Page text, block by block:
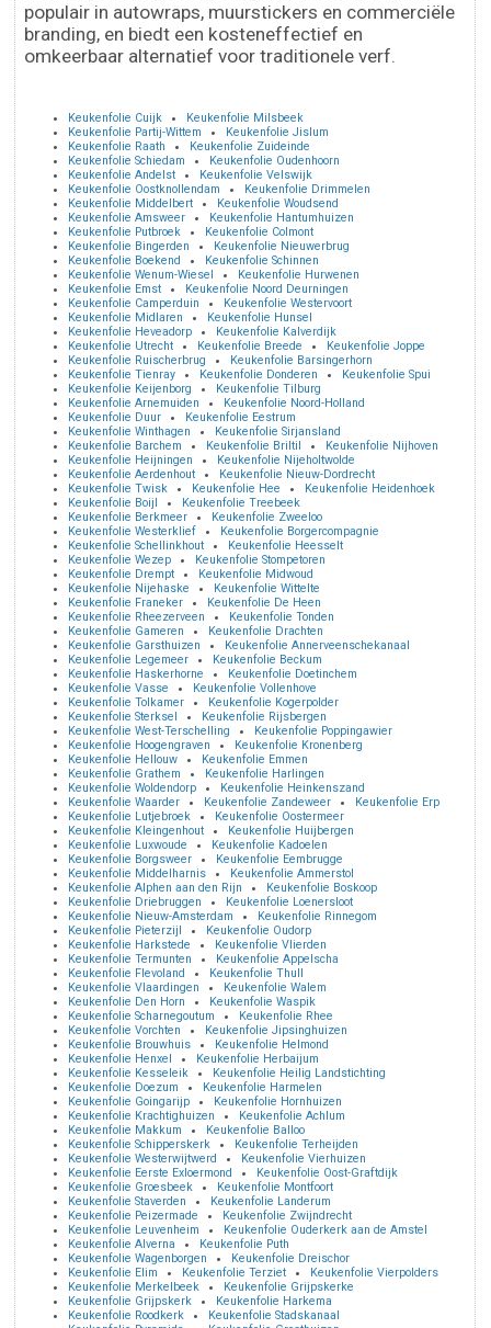
populair in autowraps, muurstickers en commerciële
branding, en biedt een kosteneffectief en
omkeerbaar alternatief voor traditionele verf.
Keukenfolie Cuijk
Keukenfolie Milsbeek
Keukenfolie Partij-Wittem
Keukenfolie Jislum
Keukenfolie Raath
Keukenfolie Zuideinde
Keukenfolie Schiedam
Keukenfolie Oudenhoorn
Keukenfolie Andelst
Keukenfolie Velswijk
Keukenfolie Oostknollendam
Keukenfolie Drimmelen
Keukenfolie Middelbert
Keukenfolie Woudsend
Keukenfolie Amsweer
Keukenfolie Hantumhuizen
Keukenfolie Putbroek
Keukenfolie Colmont
Keukenfolie Bingerden
Keukenfolie Nieuwerbrug
Keukenfolie Boekend
Keukenfolie Schinnen
Keukenfolie Wenum-Wiesel
Keukenfolie Hurwenen
Keukenfolie Emst
Keukenfolie Noord Deurningen
Keukenfolie Camperduin
Keukenfolie Westervoort
Keukenfolie Midlaren
Keukenfolie Hunsel
Keukenfolie Heveadorp
Keukenfolie Kalverdijk
Keukenfolie Utrecht
Keukenfolie Breede
Keukenfolie Joppe
Keukenfolie Ruischerbrug
Keukenfolie Barsingerhorn
Keukenfolie Tienray
Keukenfolie Donderen
Keukenfolie Spui
Keukenfolie Keijenborg
Keukenfolie Tilburg
Keukenfolie Arnemuiden
Keukenfolie Noord-Holland
Keukenfolie Duur
Keukenfolie Eestrum
Keukenfolie Winthagen
Keukenfolie Sirjansland
Keukenfolie Barchem
Keukenfolie Briltil
Keukenfolie Nijhoven
Keukenfolie Heijningen
Keukenfolie Nijeholtwolde
Keukenfolie Aerdenhout
Keukenfolie Nieuw-Dordrecht
Keukenfolie Twisk
Keukenfolie Hee
Keukenfolie Heidenhoek
Keukenfolie Boijl
Keukenfolie Treebeek
Keukenfolie Berkmeer
Keukenfolie Zweeloo
Keukenfolie Westerklief
Keukenfolie Borgercompagnie
Keukenfolie Schellinkhout
Keukenfolie Heesselt
Keukenfolie Wezep
Keukenfolie Stompetoren
Keukenfolie Drempt
Keukenfolie Midwoud
Keukenfolie Nijehaske
Keukenfolie Wittelte
Keukenfolie Franeker
Keukenfolie De Heen
Keukenfolie Rheezerveen
Keukenfolie Tonden
Keukenfolie Gameren
Keukenfolie Drachten
Keukenfolie Garsthuizen
Keukenfolie Annerveenschekanaal
Keukenfolie Legemeer
Keukenfolie Beckum
Keukenfolie Haskerhorne
Keukenfolie Doetinchem
Keukenfolie Vasse
Keukenfolie Vollenhove
Keukenfolie Tolkamer
Keukenfolie Kogerpolder
Keukenfolie Sterksel
Keukenfolie Rijsbergen
Keukenfolie West-Terschelling
Keukenfolie Poppingawier
Keukenfolie Hoogengraven
Keukenfolie Kronenberg
Keukenfolie Hellouw
Keukenfolie Emmen
Keukenfolie Grathem
Keukenfolie Harlingen
Keukenfolie Woldendorp
Keukenfolie Heinkenszand
Keukenfolie Waarder
Keukenfolie Zandeweer
Keukenfolie Erp
Keukenfolie Lutjebroek
Keukenfolie Oostermeer
Keukenfolie Kleingenhout
Keukenfolie Huijbergen
Keukenfolie Luxwoude
Keukenfolie Kadoelen
Keukenfolie Borgsweer
Keukenfolie Eembrugge
Keukenfolie Middelharnis
Keukenfolie Ammerstol
Keukenfolie Alphen aan den Rijn
Keukenfolie Boskoop
Keukenfolie Driebruggen
Keukenfolie Loenersloot
Keukenfolie Nieuw-Amsterdam
Keukenfolie Rinnegom
Keukenfolie Pieterzijl
Keukenfolie Oudorp
Keukenfolie Harkstede
Keukenfolie Vlierden
Keukenfolie Termunten
Keukenfolie Appelscha
Keukenfolie Flevoland
Keukenfolie Thull
Keukenfolie Vlaardingen
Keukenfolie Walem
Keukenfolie Den Horn
Keukenfolie Waspik
Keukenfolie Scharnegoutum
Keukenfolie Rhee
Keukenfolie Vorchten
Keukenfolie Jipsinghuizen
Keukenfolie Brouwhuis
Keukenfolie Helmond
Keukenfolie Henxel
Keukenfolie Herbaijum
Keukenfolie Kesseleik
Keukenfolie Heilig Landstichting
Keukenfolie Doezum
Keukenfolie Harmelen
Keukenfolie Goingarijp
Keukenfolie Hornhuizen
Keukenfolie Krachtighuizen
Keukenfolie Achlum
Keukenfolie Makkum
Keukenfolie Balloo
Keukenfolie Schipperskerk
Keukenfolie Terheijden
Keukenfolie Westerwijtwerd
Keukenfolie Vierhuizen
Keukenfolie Eerste Exloermond
Keukenfolie Oost-Graftdijk
Keukenfolie Groesbeek
Keukenfolie Montfoort
Keukenfolie Staverden
Keukenfolie Landerum
Keukenfolie Peizermade
Keukenfolie Zwijndrecht
Keukenfolie Leuvenheim
Keukenfolie Ouderkerk aan de Amstel
Keukenfolie Alverna
Keukenfolie Puth
Keukenfolie Wagenborgen
Keukenfolie Dreischor
Keukenfolie Elim
Keukenfolie Terziet
Keukenfolie Vierpolders
Keukenfolie Merkelbeek
Keukenfolie Grijpskerke
Keukenfolie Grijpskerk
Keukenfolie Harkema
Keukenfolie Roodkerk
Keukenfolie Stadskanaal